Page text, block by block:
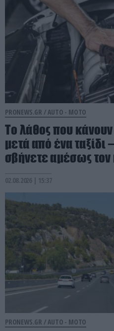
PRONEWS.GR /AUTO - MOTO
Το λάθος που
μετά από ένα ταξίδι
σβήνετε αμέσως τον
02.08.2026 | 15:37
PRONEWS.GR / AUTO - MOTO